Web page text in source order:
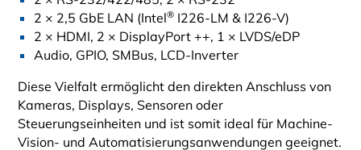
2 × 2,5 GbE LAN (Intel® I226-LM & I226-V)
2 × HDMI, 2 × DisplayPort ++, 1 × LVDS/eDP
Audio, GPIO, SMBus, LCD-Inverter
Diese Vielfalt ermöglicht den direkten Anschluss von
Kameras, Displays, Sensoren oder
Steuerungseinheiten und ist somit ideal für Machine-
Vision- und Automatisierungsanwendungen geeignet.